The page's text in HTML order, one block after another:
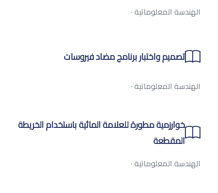
الهندسة المعلوماتية·
تصميم واختبار برنامج مضاد فيروسات
الهندسة المعلوماتية·
خوارزمية مطورة للعلامة المائية باستخدام الخريطة
المقطعة
الهندسة المعلوماتية·